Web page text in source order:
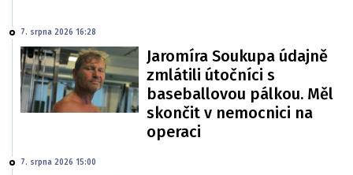
7. srpna 2026 16:28
Jaromíra Soukupa údajně
zmlátili útočníci s
baseballovou pálkou. Měl
skončit v nemocnici na
operaci
7. srpna 2026 15:00